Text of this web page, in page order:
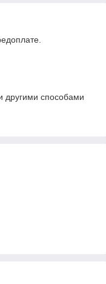
другими способами